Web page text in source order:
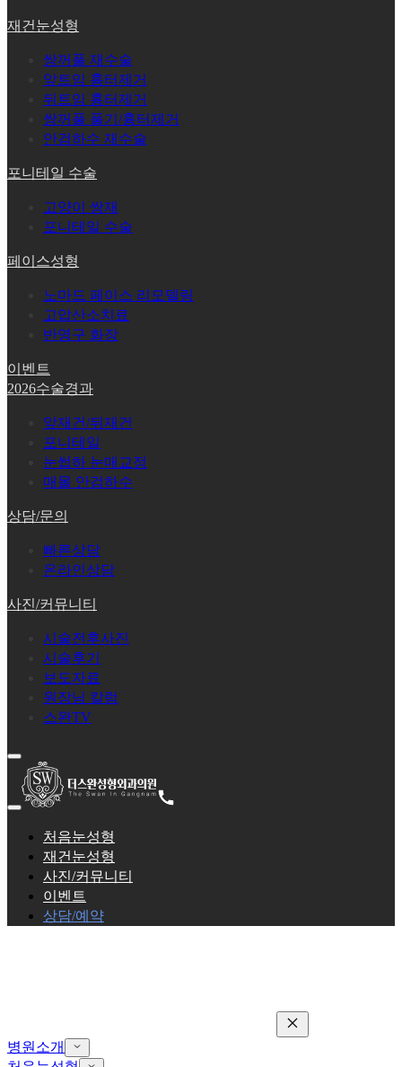
재건눈성형
쌍꺼풀 재수술
앞트임 흉터제거
뒤트임 흉터제거
쌍꺼풀 풀기/흉터제거
안검하수 재수술
포니테일 수술
고양이 쌍재
포니테일 수술
페이스성형
노마드 페이스 리모델링
고압산소치료
반영구 화장
이벤트
2026수술경과
앞재건/뒤재건
포니테일
눈썹하 눈매교정
매몰 안검하수
상담/문의
빠른상담
온라인상담
사진/커뮤니티
시술전후사진
시술후기
보도자료
원장님 칼럼
스완TV
처음눈성형
재건눈성형
사진/커뮤니티
이벤트
상담/예약
병원소개